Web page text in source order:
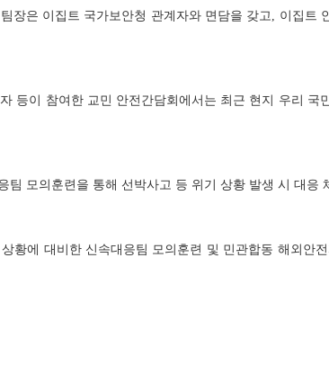
장은 이집트 국가보안청 관계자와 면담을 갖고, 이집
등이 참여한 교민 안전간담회에서는 최근 현지 우리
팀 모의훈련을 통해 선박사고 등 위기 상황 발생 시 대
황에 대비한 신속대응팀 모의훈련 및 민관합동 해외